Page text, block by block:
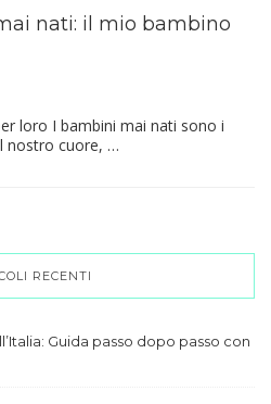
nati: il mio bambino
loro I bambini mai nati sono i
nostro cuore, …
RECENTI
Guida passo dopo passo con